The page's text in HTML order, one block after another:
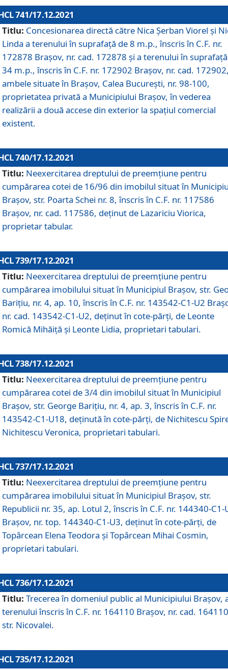
741/17.12.2021
Titlu: Concesionarea directă către Nica Șerban Viorel și
Linda a terenului în suprafață de 8 m.p., înscris în C.F. nr.
172878 Brașov, nr. cad. 172878 și a terenului în
34 m.p., înscris în C.F. nr. 172902 Brașov, nr. cad.
ambele situate în Brașov, Calea București, nr. 98-100,
proprietatea privată a Municipiului Brașov, în vederea
realizării a două accese din exterior la spațiul comercial
existent.
740/17.12.2021
Titlu: Neexercitarea dreptului de preemţiune pentru
cumpărarea cotei de 16/96 din imobilul situat în
Braşov, str. Poarta Schei nr. 8, înscris în C.F. nr. 117586
Brașov, nr. cad. 117586, deținut de Lazariciu Viorica,
proprietar tabular.
739/17.12.2021
Titlu: Neexercitarea dreptului de preemţiune pentru
cumpărarea imobilului situat în Municipiul Braşov, str.
Barițiu, nr. 4, ap. 10, înscris în C.F. nr. 143542-C1-U2
nr. cad. 143542-C1-U2, deținut în cote-părți, de Leonte
Romică Mihăiță și Leonte Lidia, proprietari tabulari.
738/17.12.2021
Titlu: Neexercitarea dreptului de preemţiune pentru
cumpărarea cotei de 3/4 din imobilul situat în Municipiul
Braşov, str. George Barițiu, nr. 4, ap. 3, înscris în C.F. nr.
143542-C1-U18, deținută în cote-părți, de Nichitescu
Nichitescu Veronica, proprietari tabulari.
737/17.12.2021
Titlu: Neexercitarea dreptului de preemţiune pentru
cumpărarea imobilului situat în Municipiul Braşov, str.
Republicii nr. 35, ap. Lotul 2, înscris în C.F. nr. 144340-C1-
Brașov, nr. top. 144340-C1-U3, deținut în cote-părți, de
Topârcean Elena Teodora și Topârcean Mihai Cosmin,
proprietari tabulari.
736/17.12.2021
Titlu: Trecerea în domeniul public al Municipiului Braşov,
terenului înscris în C.F. nr. 164110 Brașov, nr. cad.
str. Nicovalei.
735/17.12.2021